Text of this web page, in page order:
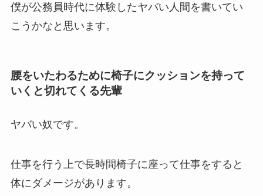
僕が公務員時代に体験したヤバい人間を書いてい
こうかなと思います。
腰をいたわるために椅子にクッションを持って
いくと切れてくる先輩
ヤバい奴です。
仕事を行う上で長時間椅子に座って仕事をすると
体にダメージがあります。